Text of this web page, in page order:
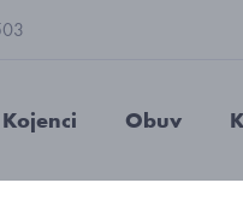
Kojenci Obuv